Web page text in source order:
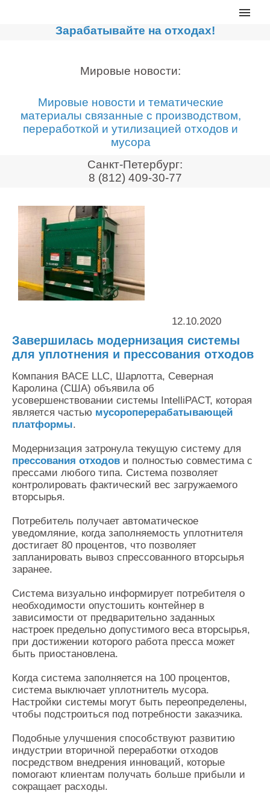
Главная
Сортировочные линии
Дробильное оборудование
Компакторы, контейнеры
Реализованные проекты
Видео
Новости компании
Мировые новости
О нас
Контакты
Оставить заявку
Зарабатывайте на отходах!
Мировые новости:
Мировые новости и тематические
материалы связанные с производством,
переработкой и утилизацией отходов и
мусора
Санкт-Петербург:
8 (812) 409-30-77
12.10.2020
Завершилась модернизация системы
для уплотнения и прессования отходов
Компания BACE LLC, Шарлотта, Северная
Каролина (США) объявила об
усовершенствовании системы IntelliPACT, которая
является частью мусороперерабатывающей
платформы.
Модернизация затронула текущую систему для
прессования отходов и полностью совместима с
прессами любого типа. Система позволяет
контролировать фактический вес загружаемого
вторсырья.
Потребитель получает автоматическое
уведомляние, когда заполняемость уплотнителя
достигает 80 процентов, что позволяет
запланировать вывоз спрессованного вторсырья
заранее.
Система визуально информирует потребителя о
необходимости опустошить контейнер в
зависимости от предварительно заданных
настроек предельно допустимого веса вторсырья,
при достижении которого работа пресса может
быть приостановлена.
Когда система заполняется на 100 процентов,
система выключает уплотнитель мусора.
Настройки системы могут быть переопределены,
чтобы подстроиться под потребности заказчика.
Подобные улучшения способствуют развитию
индустрии вторичной переработки отходов
посредством внедрения инноваций, которые
помогают клиентам получать больше прибыли и
сокращает расходы.